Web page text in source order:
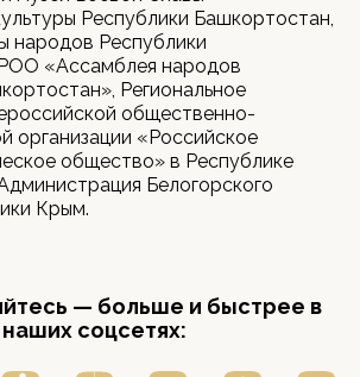
Республики Башкортостан,
Республики
«Ассамблея народов
Региональное
общественно-
организации «Российское
общество» в Республике
Белогорского
Крым.
— больше и быстрее в
наших соцсетях: